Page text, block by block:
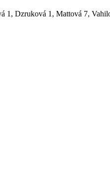
1, Dzruková 1, Mattová 7,